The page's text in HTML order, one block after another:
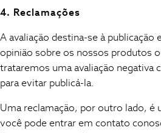
Plain T-Shirts
All Underwear
Pyjamas
Slippers
Socks & Tights
Bags
Shop all
4. Reclamações
A avaliação destina-se à publicação
opinião sobre os nossos produtos
trataremos uma avaliação negativa
para evitar publicá-la.
Uma reclamação, por outro lado, é
você pode entrar em contato